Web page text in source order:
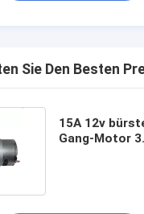
Sie Den Besten
15A 12v
Gang-Motor